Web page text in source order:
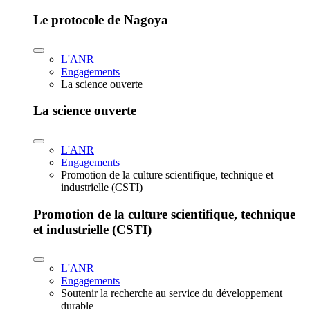
Le protocole de Nagoya
L'ANR
Engagements
La science ouverte
La science ouverte
L'ANR
Engagements
Promotion de la culture scientifique, technique et
industrielle (CSTI)
Promotion de la culture scientifique, technique
et industrielle (CSTI)
L'ANR
Engagements
Soutenir la recherche au service du développement
durable